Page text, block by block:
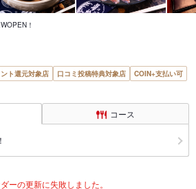
！
ト還元対象店 口コミ投稿特典対象店
COIN+支払い可
コース
ーの更新に失敗しました。